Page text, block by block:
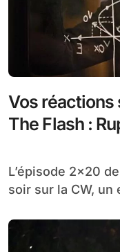
Vos réactions
The Flash :
L’épisode 2×20 de The Flash a été diffusé hier
soir sur la CW, un